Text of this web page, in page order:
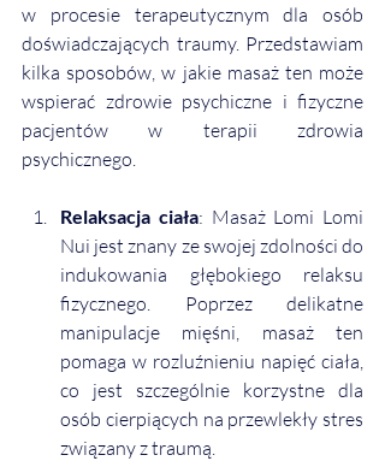
w procesie terapeutycznym dla osób
doświadczających traumy. Przedstawiam
kilka sposobów, w jakie masaż ten może
wspierać zdrowie psychiczne i fizyczne
pacjentów w terapii zdrowia
psychicznego.
Relaksacja ciała: Masaż Lomi Lomi
Nui jest znany ze swojej zdolności do
indukowania głębokiego relaksu
fizycznego. Poprzez delikatne
manipulacje mięśni, masaż ten
pomaga w rozluźnieniu napięć ciała,
co jest szczególnie korzystne dla
osób cierpiących na przewlekły stres
związany z traumą.